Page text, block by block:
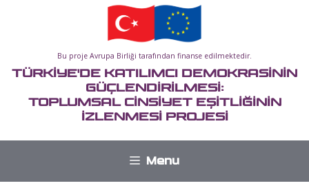
Bu proje Avrupa Birliği tarafından finanse edilmektedir.
TÜRKİYE'DE KATILIMCI DEMOKRASİNİN
GÜÇLENDİRİLMESİ:
TOPLUMSAL CİNSİYET EŞİTLİĞİNİN
İZLENMESİ PROJESİ
Menu